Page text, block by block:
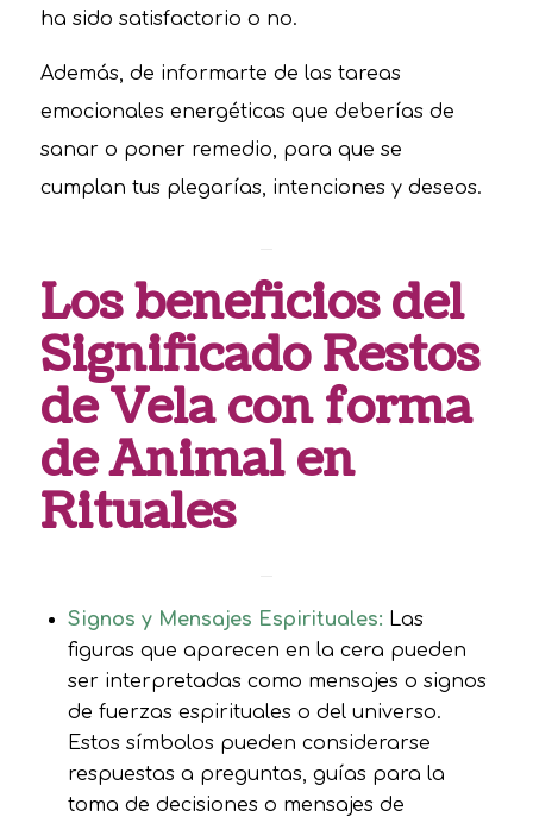
ha sido satisfactorio o no.
Además, de informarte de las tareas
emocionales energéticas que deberías de
sanar o poner remedio, para que se
cumplan tus plegarías, intenciones y deseos.
Los beneficios del
Significado Restos
de Vela con forma
de Animal en
Rituales
Signos y Mensajes Espirituales: Las
figuras que aparecen en la cera pueden
ser interpretadas como mensajes o signos
de fuerzas espirituales o del universo.
Estos símbolos pueden considerarse
respuestas a preguntas, guías para la
toma de decisiones o mensajes de